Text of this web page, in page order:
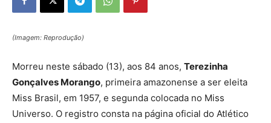
(Imagem: Reprodução)
Morreu neste sábado (13), aos 84 anos, Terezinha
Gonçalves Morango, primeira amazonense a ser eleita
Miss Brasil, em 1957, e segunda colocada no Miss
Universo. O registro consta na página oficial do Atlético